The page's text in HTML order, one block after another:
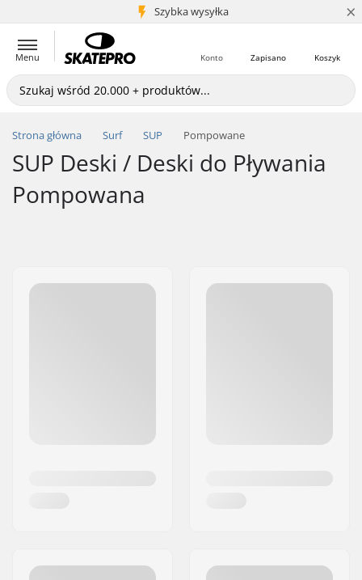
Szybka wysyłka
5+ mln klientów ×
Menu Koszyk
Zapisano
Konto
Strona główna Surf SUP Pompowane
SUP Deski / Deski do Pływania
Pompowana